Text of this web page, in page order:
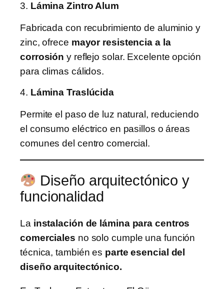
3. Lámina Zintro Alum
Fabricada con recubrimiento de aluminio y
zinc, ofrece mayor resistencia a la
corrosión y reflejo solar. Excelente opción
para climas cálidos.
4. Lámina Traslúcida
Permite el paso de luz natural, reduciendo
el consumo eléctrico en pasillos o áreas
comunes del centro comercial.
Diseño arquitectónico y
funcionalidad
La instalación de lámina para centros
comerciales no solo cumple una función
técnica, también es parte esencial del
diseño arquitectónico.